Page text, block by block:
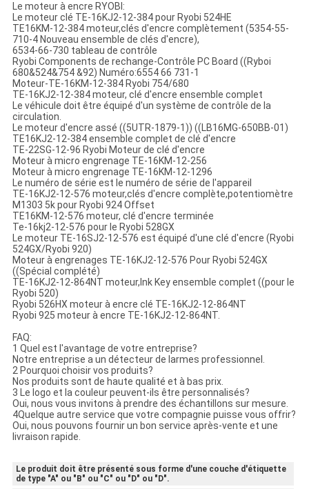
Le moteur à encre RYOBI:
Le moteur clé TE-16KJ2-12-384 pour Ryobi 524HE
TE16KM-12-384 moteur,clés d'encre complètement (5354-55-
710-4 Nouveau ensemble de clés d'encre),
6534-66-730 tableau de contrôle
Ryobi Components de rechange-Contrôle PC Board ((Ryboi
680&524&754 &92) Numéro:6554 66 731-1
Moteur-TE-16KM-12-384 Ryobi 754/680
TE-16KJ2-12-384 moteur, clé d'encre ensemble complet
Le véhicule doit être équipé d'un système de contrôle de la
circulation.
Le moteur d'encre assé ((5UTR-1879-1)) ((LB16MG-650BB-01)
TE16KJ2-12-384 ensemble complet de clé d'encre
TE-22SG-12-96 Ryobi Moteur de clé d'encre
Moteur à micro engrenage TE-16KM-12-256
Moteur à micro engrenage TE-16KM-12-1296
Le numéro de série est le numéro de série de l'appareil
TE-16KJ2-12-576 moteur,clés d'encre complète,potentiomètre
M1303 5k pour Ryobi 924 Offset
TE16KM-12-576 moteur, clé d'encre terminée
Te-16kj2-12-576 pour le Ryobi 528GX
Le moteur TE-16SJ2-12-576 est équipé d'une clé d'encre (Ryobi
524GX/Ryobi 920)
Moteur à engrenages TE-16KJ2-12-576 Pour Ryobi 524GX
((Spécial complété)
TE-16KJ2-12-864NT moteur,Ink Key ensemble complet ((pour le
Ryobi 520)
Ryobi 526HX moteur à encre clé TE-16KJ2-12-864NT
Ryobi 925 moteur à encre TE-16KJ2-12-864NT.
FAQ:
1 Quel est l'avantage de votre entreprise?
Notre entreprise a un détecteur de larmes professionnel.
2 Pourquoi choisir vos produits?
Nos produits sont de haute qualité et à bas prix.
3 Le logo et la couleur peuvent-ils être personnalisés?
Oui, nous vous invitons à prendre des échantillons sur mesure.
4Quelque autre service que votre compagnie puisse vous offrir?
Oui, nous pouvons fournir un bon service après-vente et une
livraison rapide.
Le produit doit être présenté sous forme d'une couche d'étiquette
de type "A" ou "B" ou "C" ou "D" ou "D".